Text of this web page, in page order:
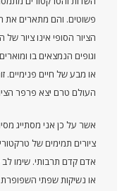
פשוטים. והם מתארים את
הציור הסופי אינו ציור
וגופים הנמצאים בו
או מבע של חיים
העולם טרם יצא פרפר
אשר על כן אני מסתייג
ציורים תמימים של
אדם קדם תרבותי. שימו
או נשיקות שפתי